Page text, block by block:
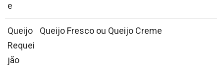
e
Queijo
Requei
jão
Queijo Fresco ou Queijo Creme